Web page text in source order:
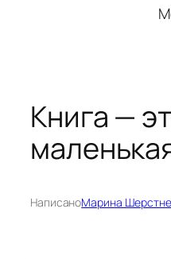
Книга —
НаписаноМарина